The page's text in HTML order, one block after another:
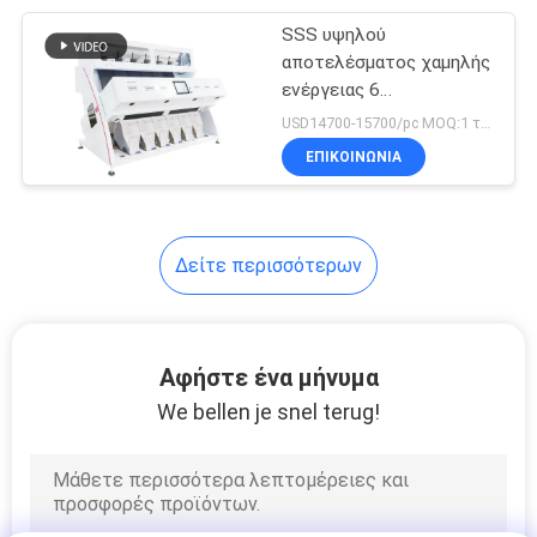
Μηχανή
αποστειρωτή UHT
επεξεργασίας
ρύζιτος/φασόλι/σπόρων
SSS υψηλού
αποτελέσματος χαμηλής
ενέργειας 6
κατεβάζοντας Color
Sorter Machine για
αραβόσιτο / καλαμπόκι /
ΕΠΙΚΟΙΝΩΝΊΑ
Δείτε περισσότερων
Αφήστε ένα μήνυμα
We bellen je snel terug!